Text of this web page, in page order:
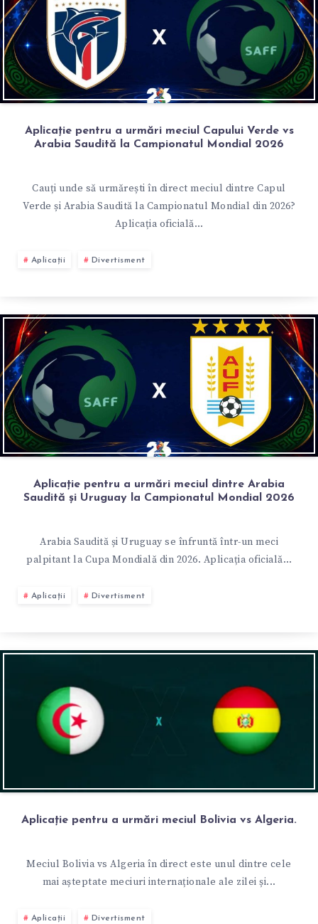
Aplicație pentru a urmări meciul Capului Verde vs
Arabia Saudită la Campionatul Mondial 2026
Cauți unde să urmărești în direct meciul dintre Capul
Verde și Arabia Saudită la Campionatul Mondial din 2026?
Aplicația oficială…
Aplicații Divertisment
Aplicație pentru a urmări meciul dintre Arabia
Saudită și Uruguay la Campionatul Mondial 2026
Arabia Saudită și Uruguay se înfruntă într-un meci
palpitant la Cupa Mondială din 2026. Aplicația oficială…
Aplicații Divertisment
Aplicație pentru a urmări meciul Bolivia vs Algeria.
Meciul Bolivia vs Algeria în direct este unul dintre cele
mai așteptate meciuri internaționale ale zilei și...
Aplicații Divertisment